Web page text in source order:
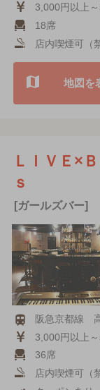
3,000円以上
18席
店内喫煙可（
地図を
ＬＩＶＥ×
ｓ
[ガールズバー]
阪急京都線
3,000円以上
36席
店内喫煙可（